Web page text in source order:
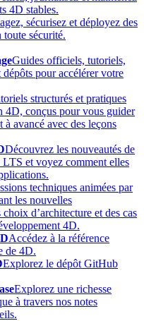
4D stables.
sécurisez et déployez des
sécurité.
Guides officiels, tutoriels,
pour accélérer votre
structurés et pratiques
4D, conçus pour vous guider
à avancé avec des leçons
Découvrez les nouveautés de
et voyez comment elles
techniques animées par
les nouvelles
d’architecture et des cas
4D.
Accédez à la référence
de 4D.
Explorez le dépôt GitHub
Explorez une richesse
à travers nos notes